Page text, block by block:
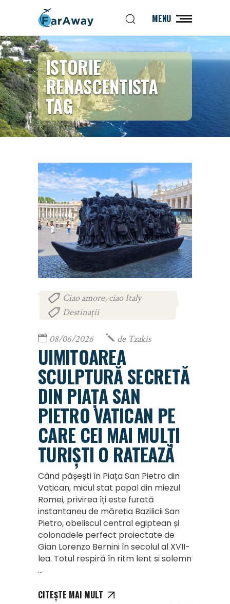
MENU
ISTORIE
RENASCENTISTA
TAG
Ciao amore, ciao Italy
Destinații
08/06/2026 de Tzakis
UIMITOAREA
SCULPTURĂ SECRETĂ
DIN PIAȚA SAN
PIETRO VATICAN PE
CARE CEI MAI MULȚI
TURIȘTI O RATEAZĂ
Când pășești în Piața San Pietro din
Vatican, micul stat papal din miezul
Romei, privirea îți este furată
instantaneu de măreția Bazilicii San
Pietro, obeliscul central egiptean și
colonadele perfect proiectate de
Gian Lorenzo Bernini în secolul al XVII-
lea. Totul respiră în ritm lent si solemn
CITEȘTE MAI MULT